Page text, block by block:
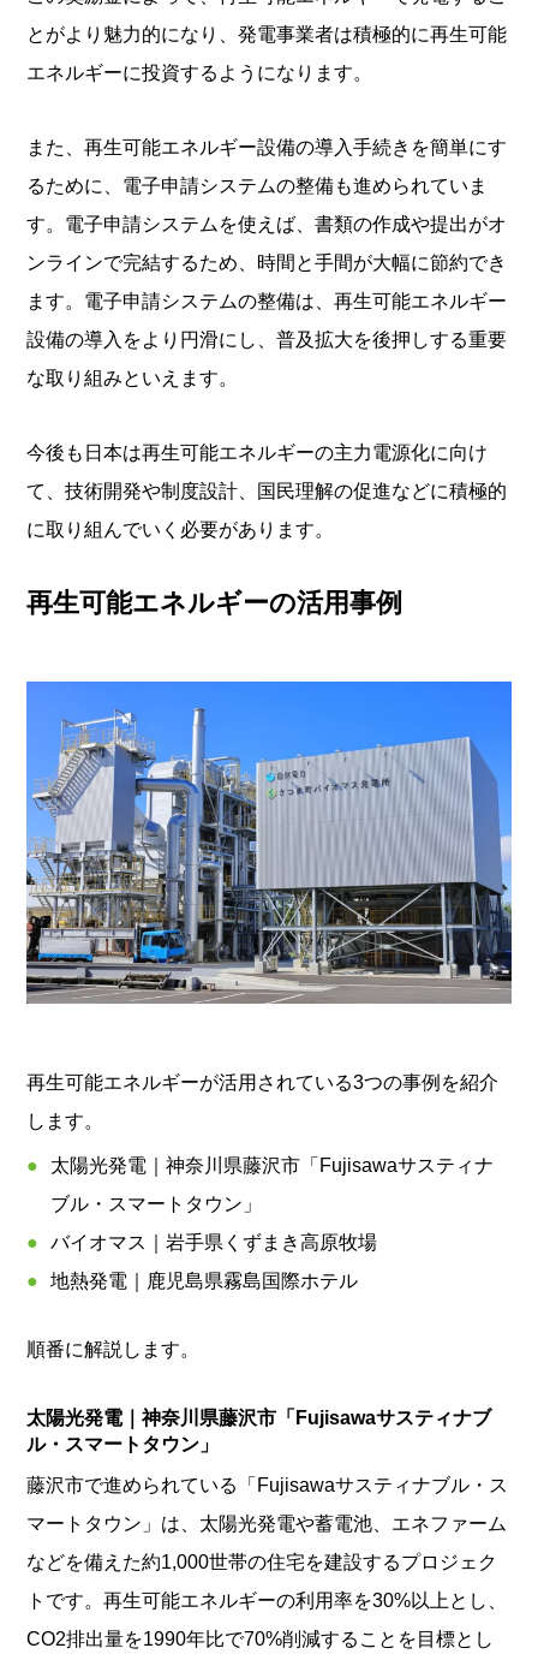
とがより魅力的になり、発電事業者は積極的に再生可能
エネルギーに投資するようになります。
また、再生可能エネルギー設備の導入手続きを簡単にす
るために、電子申請システムの整備も進められていま
す。電子申請システムを使えば、書類の作成や提出がオ
ンラインで完結するため、時間と手間が大幅に節約でき
ます。電子申請システムの整備は、再生可能エネルギー
設備の導入をより円滑にし、普及拡大を後押しする重要
な取り組みといえます。
今後も日本は再生可能エネルギーの主力電源化に向け
て、技術開発や制度設計、国民理解の促進などに積極的
に取り組んでいく必要があります。
再生可能エネルギーの活用事例
再生可能エネルギーが活用されている3つの事例を紹介
します。
太陽光発電｜神奈川県藤沢市「Fujisawaサスティナ
ブル・スマートタウン」
バイオマス｜岩手県くずまき高原牧場
地熱発電｜鹿児島県霧島国際ホテル
順番に解説します。
太陽光発電｜神奈川県藤沢市「Fujisawaサスティナブ
ル・スマートタウン」
藤沢市で進められている「Fujisawaサスティナブル・ス
マートタウン」は、太陽光発電や蓄電池、エネファーム
などを備えた約1,000世帯の住宅を建設するプロジェク
トです。再生可能エネルギーの利用率を30%以上とし、
CO2排出量を1990年比で70%削減することを目標とし